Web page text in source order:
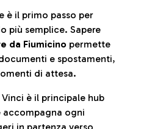
è il primo passo per
più semplice. Sapere
da Fiumicino permette
e spostamenti,
di attesa.
è il principale hub
accompagna ogni